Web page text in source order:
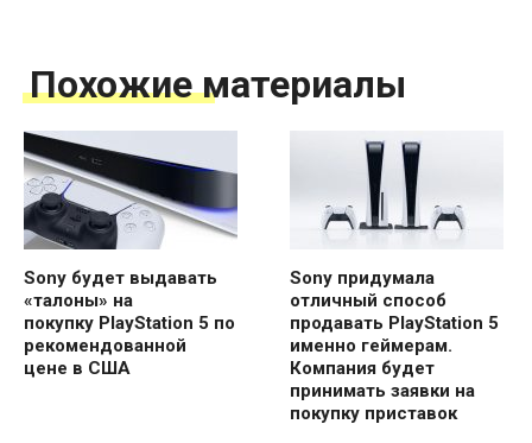
Похожие материалы
Sony будет выдавать
«талоны» на
покупку PlayStation 5 по
рекомендованной
цене в США
Sony придумала
отличный способ
продавать PlayStation 5
именно геймерам.
Компания будет
принимать заявки на
покупку приставок